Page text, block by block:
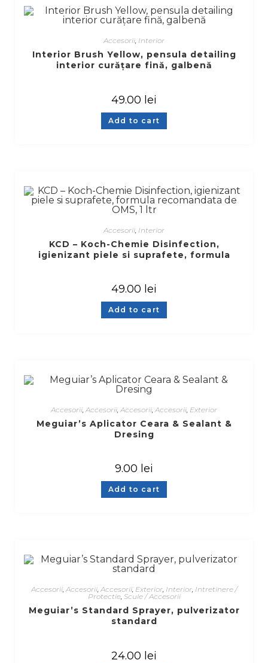
Accesorii, Interior
Interior Brush Yellow, pensula detailing
interior curățare fină, galbenă
49.00 lei
Add to cart
Accesorii Interior
KCD – Koch-Chemie Disinfection,
igienizant piele si suprafete, formula
49.00 lei
Add to cart
Accesorii Accesorii Accesorii Accesorii Exterior
Meguiar’s Aplicator Ceara & Sealant &
Dresing
9.00 lei
Add to cart
Accesorii, Accesorii, Accesorii, Exterior, Interior, Intretinere /
Protectie, Scule / Accesorii
Meguiar’s Standard Sprayer, pulverizator
standard
24.00 lei